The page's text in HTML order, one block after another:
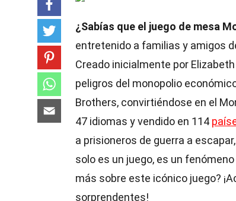
¿Sabías que el juego de mesa
entretenido a familias y amigos
Creado inicialmente por
peligros del monopolio
Brothers, convirtiéndose en el
47 idiomas y vendido en 114
a prisioneros de guerra a
solo es un juego, es un
más sobre este icónico juego?
sorprendentes!